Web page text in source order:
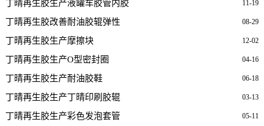
11-19
丁晴再生胶生产液罐车胶管内胶
08-29
丁晴再生胶改善耐油胶辊弹性
12-02
丁晴再生胶生产摩擦块
04-16
丁晴再生胶生产O型密封圈
06-18
丁晴再生胶生产耐油胶鞋
03-13
丁晴再生胶生产丁晴印刷胶辊
05-11
丁晴再生胶生产彩色发泡套管